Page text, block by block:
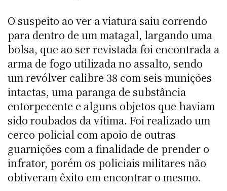
O suspeito ao ver a viatura saiu correndo
para dentro de um matagal, largando uma
bolsa, que ao ser revistada foi encontrada a
arma de fogo utilizada no assalto, sendo
um revólver calibre 38 com seis munições
intactas, uma paranga de substância
entorpecente e alguns objetos que haviam
sido roubados da vítima. Foi realizado um
cerco policial com apoio de outras
guarnições com a finalidade de prender o
infrator, porém os policiais militares não
obtiveram êxito em encontrar o mesmo.